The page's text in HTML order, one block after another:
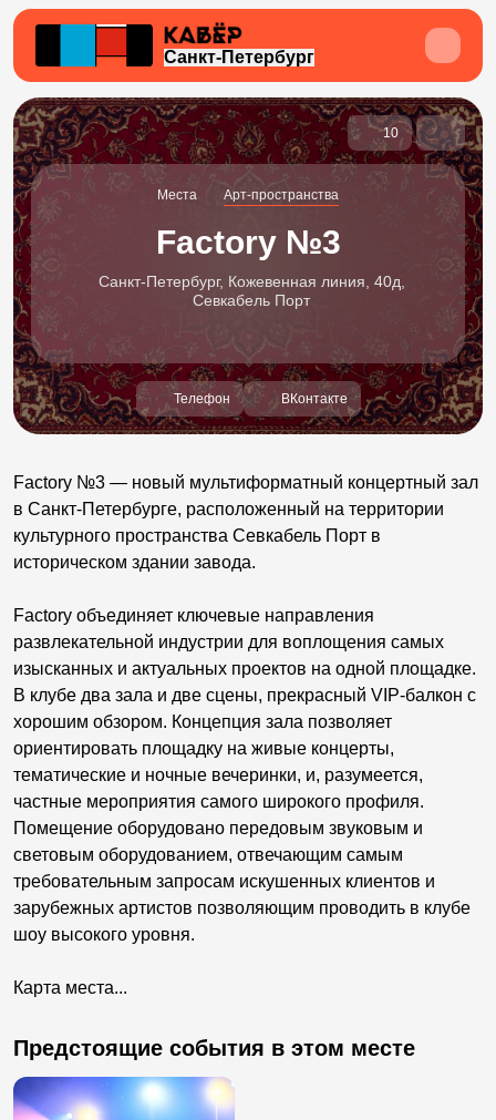
Санкт-Петербург
10
Места Арт-пространства
Factory №3
Санкт-Петербург, Кожевенная линия, 40д,
Севкабель Порт
Телефон ВКонтакте
Factory №3 — новый мультиформатный концертный зал
в Санкт-Петербурге, расположенный на территории
культурного пространства Севкабель Порт в
историческом здании завода.
Factory объединяет ключевые направления
развлекательной индустрии для воплощения самых
изысканных и актуальных проектов на одной площадке.
В клубе два зала и две сцены, прекрасный VIP-балкон с
хорошим обзором. Концепция зала позволяет
ориентировать площадку на живые концерты,
тематические и ночные вечеринки, и, разумеется,
частные мероприятия самого широкого профиля.
Помещение оборудовано передовым звуковым и
световым оборудованием, отвечающим самым
требовательным запросам искушенных клиентов и
зарубежных артистов позволяющим проводить в клубе
шоу высокого уровня.
Карта места...
Предстоящие события в этом месте